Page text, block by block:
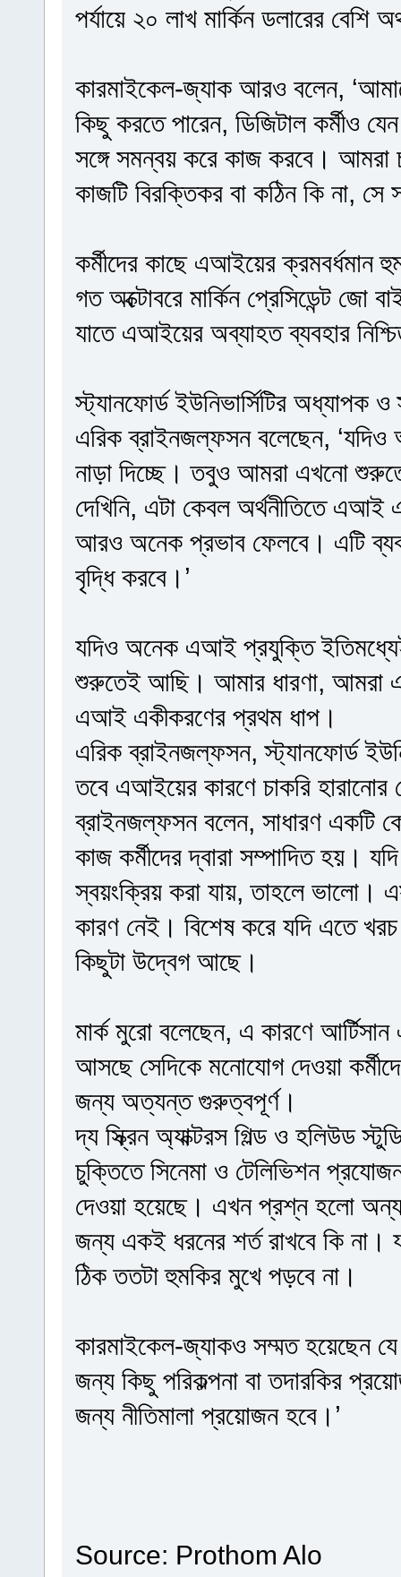
পর্যায়ে ২০ লাখ মার্কিন ডলারের বেশি
কারমাইকেল-জ্যাক আরও বলেন,
কিছু করতে পারেন, ডিজিটাল কর্মীও
সঙ্গে সমন্বয় করে কাজ করবে।
কাজটি বিরক্তিকর বা কঠিন কি না,
কর্মীদের কাছে এআইয়ের ক্রমবর্ধমান
গত অক্টোবরে মার্কিন প্রেসিডেন্ট জো
যাতে এআইয়ের অব্যাহত ব্যবহার
স্ট্যানফোর্ড ইউনিভার্সিটির অধ্যাপক
এরিক ব্রাইনজল্ফসন বলেছেন,
নাড়া দিচ্ছে। তবুও আমরা এখনো
দেখিনি, এটা কেবল অর্থনীতিতে
আরও অনেক প্রভাব ফেলবে। এটি
বৃদ্ধি করবে।’
যদিও অনেক এআই প্রযুক্তি
শুরুতেই আছি। আমার ধারণা, আমরা
এআই একীকরণের প্রথম ধাপ।
এরিক ব্রাইনজল্ফসন, স্ট্যানফোর্ড
তবে এআইয়ের কারণে চাকরি হারানোর
ব্রাইনজল্ফসন বলেন, সাধারণ একটি
কাজ কর্মীদের দ্বারা সম্পাদিত হয়।
স্বয়ংক্রিয় করা যায়, তাহলে
কারণ নেই। বিশেষ করে যদি এতে
কিছুটা উদ্বেগ আছে।
মার্ক মুরো বলেছেন, এ কারণে
আসছে সেদিকে মনোযোগ দেওয়া
জন্য অত্যন্ত গুরুত্বপূর্ণ।
দ্য স্ক্রিন অ্যাক্টরস গিল্ড ও হলিউড
চুক্তিতে সিনেমা ও টেলিভিশন
দেওয়া হয়েছে। এখন প্রশ্ন হলো
জন্য একই ধরনের শর্ত রাখবে কি না।
ঠিক ততটা হুমকির মুখে পড়বে না।
কারমাইকেল-জ্যাকও সম্মত হয়েছেন
জন্য কিছু পরিকল্পনা বা তদারকির
জন্য নীতিমালা প্রয়োজন হবে।’
Source: Prothom Alo